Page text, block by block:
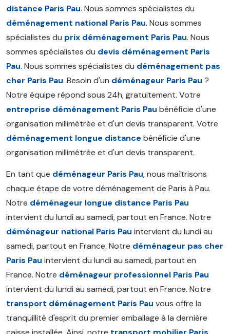
distance Paris Pau. Nous sommes spécialistes du
déménagement national Paris Pau. Nous sommes
spécialistes du prix déménagement Paris Pau. Nous
sommes spécialistes du devis déménagement Paris
Pau. Nous sommes spécialistes du déménagement pas
cher Paris Pau. Besoin d'un déménageur Paris Pau ?
Notre équipe répond sous 24h, gratuitement. Votre
entreprise déménagement Paris Pau bénéficie d'une
organisation millimétrée et d'un devis transparent. Votre
déménagement longue distance bénéficie d'une
organisation millimétrée et d'un devis transparent.
En tant que déménageur Paris Pau, nous maîtrisons
chaque étape de votre déménagement de Paris à Pau.
Notre déménageur longue distance Paris Pau
intervient du lundi au samedi, partout en France. Notre
déménageur national Paris Pau intervient du lundi au
samedi, partout en France. Notre déménageur pas cher
Paris Pau intervient du lundi au samedi, partout en
France. Notre déménageur professionnel Paris Pau
intervient du lundi au samedi, partout en France. Notre
transport déménagement Paris Pau vous offre la
tranquillité d'esprit du premier emballage à la dernière